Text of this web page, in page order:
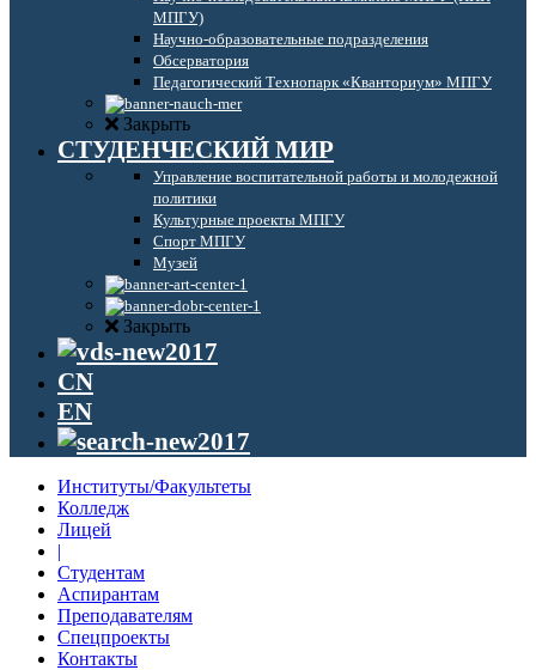
МПГУ)
Научно-образовательные подразделения
Обсерватория
Педагогический Технопарк «Кванториум» МПГУ
Закрыть
СТУДЕНЧЕСКИЙ МИР
Управление воспитательной работы и молодежной
политики
Культурные проекты МПГУ
Спорт МПГУ
Музей
Закрыть
CN
EN
Институты/Факультеты
Колледж
Лицей
|
Студентам
Аспирантам
Преподавателям
Спецпроекты
Контакты